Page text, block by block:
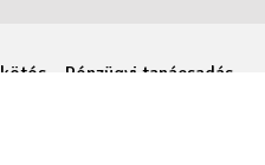
– Pénzügyi tanácsadás